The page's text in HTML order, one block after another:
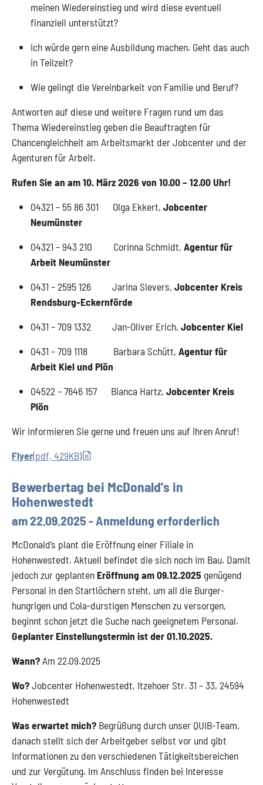
meinen Wiedereinstieg und wird diese eventuell
finanziell unterstützt?
Ich würde gern eine Ausbildung machen. Geht das auch
in Teilzeit?
Wie gelingt die Vereinbarkeit von Familie und Beruf?
Antworten auf diese und weitere Fragen rund um das
Thema Wiedereinstieg geben die Beauftragten für
Chancengleichheit am Arbeitsmarkt der Jobcenter und der
Agenturen für Arbeit.
Rufen Sie an am 10. März 2026 von 10.00 – 12.00 Uhr!
04321 – 55 86 301 Olga Ekkert, Jobcenter
Neumünster
04321 – 943 210 Corinna Schmidt, Agentur für
Arbeit Neumünster
0431 – 2595 126 Jarina Sievers, Jobcenter Kreis
Rendsburg-Eckernförde
0431 – 709 1332 Jan-Oliver Erich, Jobcenter Kiel
0431 – 709 1118 Barbara Schütt, Agentur für
Arbeit Kiel und Plön
04522 – 7646 157 Bianca Hartz, Jobcenter Kreis
Plön
Wir informieren Sie gerne und freuen uns auf Ihren Anruf!
Flyer(pdf, 429KB)
Bewerbertag bei McDonald's in
Hohenwestedt
am 22.09.2025 - Anmeldung erforderlich
McDonald’s plant die Eröffnung einer Filiale in
Hohenwestedt. Aktuell befindet die sich noch im Bau. Damit
jedoch zur geplanten Eröffnung am 09.12.2025 genügend
Personal in den Startlöchern steht, um all die Burger-
hungrigen und Cola-durstigen Menschen zu versorgen,
beginnt schon jetzt die Suche nach geeignetem Personal.
Geplanter Einstellungstermin ist der 01.10.2025.
Wann?Am 22.09.2025
Wo?Jobcenter Hohenwestedt, Itzehoer Str. 31 – 33, 24594
Hohenwestedt
Was erwartet mich? Begrüßung durch unser QUIB-Team,
danach stellt sich der Arbeitgeber selbst vor und gibt
Informationen zu den verschiedenen Tätigkeitsbereichen
und zur Vergütung. Im Anschluss finden bei Interesse